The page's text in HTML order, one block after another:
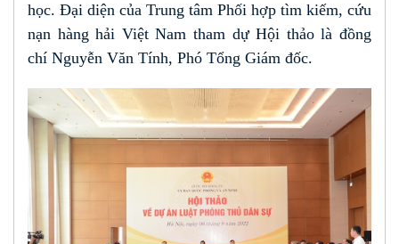
học. Đại diện của Trung tâm Phối hợp tìm kiếm, cứu
nạn hàng hải Việt Nam tham dự Hội thảo là đồng
chí Nguyễn Văn Tính, Phó Tổng Giám đốc.